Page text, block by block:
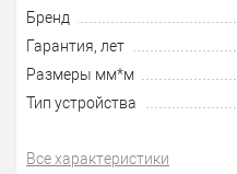
Бренд
Гарантия, лет
Размеры мм*м
Тип устройства
Все характеристики